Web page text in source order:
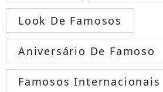
Look De Famosos
Aniversário De Famoso
Famosos Internacionais